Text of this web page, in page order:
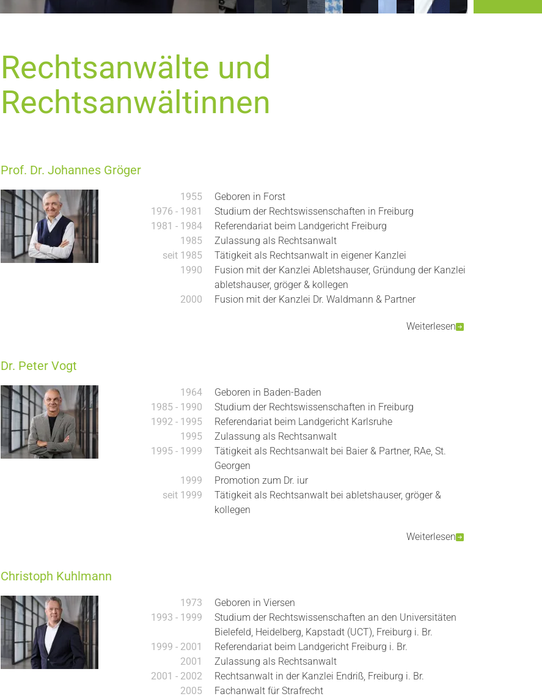
Rechtsanwälte und
Rechtsanwältinnen
Prof. Dr. Johannes Gröger
1955
Geboren in Forst
1976 - 1981
Studium der Rechtswissenschaften in Freiburg
1981 - 1984
Referendariat beim Landgericht Freiburg
1985
Zulassung als Rechtsanwalt
seit 1985
Tätigkeit als Rechtsanwalt in eigener Kanzlei
1990
Fusion mit der Kanzlei Abletshauser, Gründung der Kanzlei
abletshauser, gröger & kollegen
2000
Fusion mit der Kanzlei Dr. Waldmann & Partner
Weiterlesen
Dr. Peter Vogt
1964
Geboren in Baden-Baden
1985 - 1990
Studium der Rechtswissenschaften in Freiburg
1992 - 1995
Referendariat beim Landgericht Karlsruhe
1995
Zulassung als Rechtsanwalt
1995 - 1999
Tätigkeit als Rechtsanwalt bei Baier & Partner, RAe, St.
Georgen
1999
Promotion zum Dr. iur
seit 1999
Tätigkeit als Rechtsanwalt bei abletshauser, gröger &
kollegen
Weiterlesen
Christoph Kuhlmann
1973
Geboren in Viersen
1993 - 1999
Studium der Rechtswissenschaften an den Universitäten
Bielefeld, Heidelberg, Kapstadt (UCT), Freiburg i. Br.
1999 - 2001
Referendariat beim Landgericht Freiburg i. Br.
2001
Zulassung als Rechtsanwalt
2001 - 2002
Rechtsanwalt in der Kanzlei Endriß, Freiburg i. Br.
2005
Fachanwalt für Strafrecht